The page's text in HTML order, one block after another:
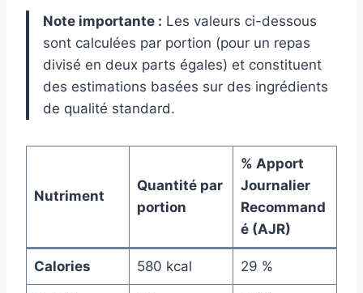
Note importante : Les valeurs ci-dessous
sont calculées par portion (pour un repas
divisé en deux parts égales) et constituent
des estimations basées sur des ingrédients
de qualité standard.
Nutriment
Quantité par
portion
% Apport
Journalier
Recommand
é (AJR)
Calories 580 kcal 29 %